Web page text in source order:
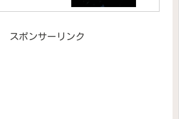
スポンサーリンク